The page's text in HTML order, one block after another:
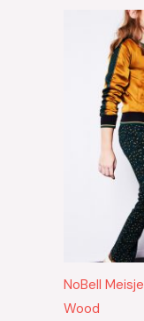
NoBell
Wood
prijs
was: